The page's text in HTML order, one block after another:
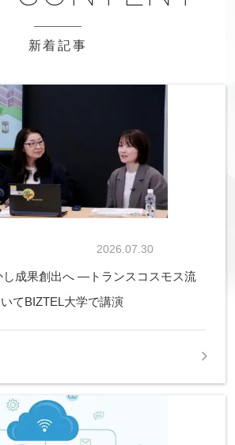
新着記事
し成果創出へ ―トランスコスモス流
てBIZTEL大学で講演
2026.07.30